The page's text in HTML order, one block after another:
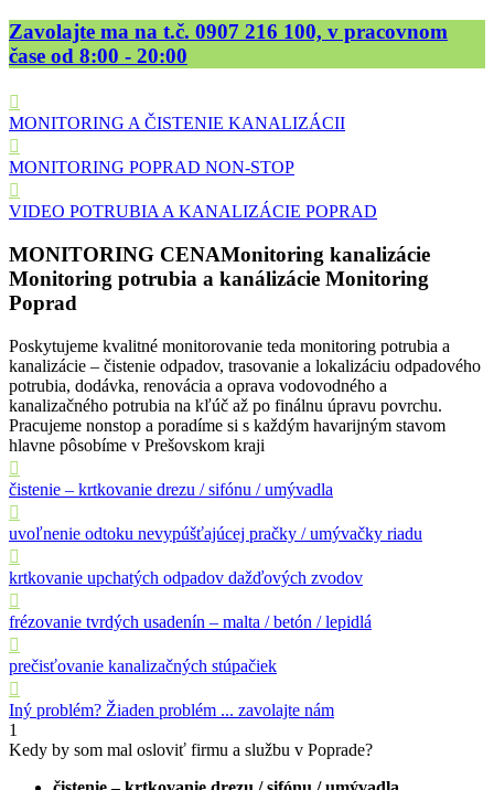
Zavolajte ma na t.č. 0907 216 100, v pracovnom
čase od 8:00 - 20:00
MONITORING A ČISTENIE KANALIZÁCII
MONITORING POPRAD NON-STOP
VIDEO POTRUBIA A KANALIZÁCIE POPRAD
MONITORING CENAMonitoring kanalizácie
Monitoring potrubia a kanálizácie Monitoring
Poprad
Poskytujeme kvalitné monitorovanie teda monitoring potrubia a
kanalizácie – čistenie odpadov, trasovanie a lokalizáciu odpadového
potrubia, dodávka, renovácia a oprava vodovodného a
kanalizačného potrubia na kľúč až po finálnu úpravu povrchu.
Pracujeme nonstop a poradíme si s každým havarijným stavom
hlavne pôsobíme v Prešovskom kraji
čistenie – krtkovanie drezu / sifónu / umývadla
uvoľnenie odtoku nevypúšťajúcej pračky / umývačky riadu
krtkovanie upchatých odpadov dažďových zvodov
frézovanie tvrdých usadenín – malta / betón / lepidlá
prečisťovanie kanalizačných stúpačiek
Iný problém? Žiaden problém ... zavolajte nám
1
Kedy by som mal osloviť firmu a službu v Poprade?